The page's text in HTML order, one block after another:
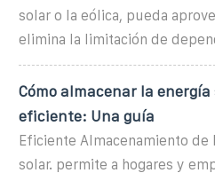
solar o la eólica, pueda
elimina la limitación de
Cómo almacenar la
eficiente: Una guía
Eficiente Almacenamiento de
solar. permite a hogares y